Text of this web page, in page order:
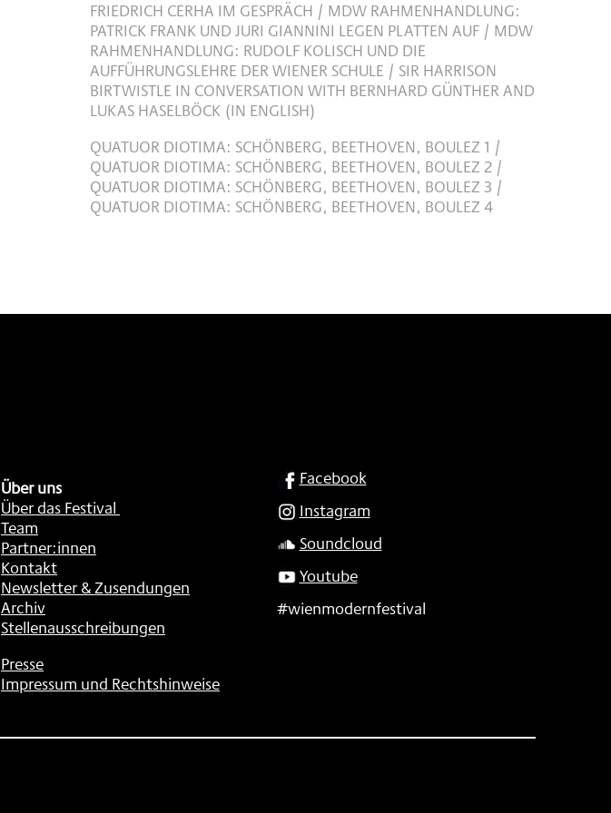
FRIEDRICH CERHA IM GESPRÄCH / MDW RAHMENHANDLUNG:
PATRICK FRANK UND JURI GIANNINI LEGEN PLATTEN AUF / MDW
RAHMENHANDLUNG: RUDOLF KOLISCH UND DIE
AUFFÜHRUNGSLEHRE DER WIENER SCHULE / SIR HARRISON
BIRTWISTLE IN CONVERSATION WITH BERNHARD GÜNTHER AND
LUKAS HASELBÖCK (IN ENGLISH)
QUATUOR DIOTIMA: SCHÖNBERG, BEETHOVEN, BOULEZ 1 /
QUATUOR DIOTIMA: SCHÖNBERG, BEETHOVEN, BOULEZ 2 /
QUATUOR DIOTIMA: SCHÖNBERG, BEETHOVEN, BOULEZ 3 /
QUATUOR DIOTIMA: SCHÖNBERG, BEETHOVEN, BOULEZ 4
Über uns
Über das Festival
Team
Partner:innen
Kontakt
Newsletter & Zusendungen
Archiv
Stellenausschreibungen
Presse
Impressum und Rechtshinweise
SOCIAL
Facebook
Instagram
Soundcloud
Youtube
#wienmodernfestival